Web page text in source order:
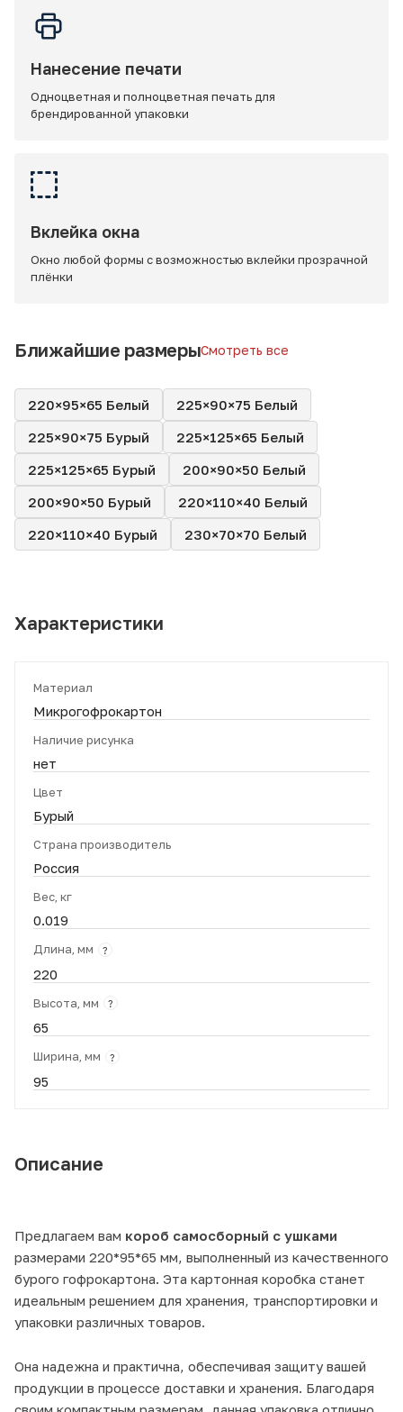
Нанесение печати
Одноцветная и полноцветная печать для
брендированной упаковки
Вклейка окна
Окно любой формы с возможностью вклейки прозрачной
плёнки
Ближайшие размерыСмотреть все
220×95×65 Белый
225×90×75 Белый
225×90×75 Бурый
225×125×65 Белый
225×125×65 Бурый
200×90×50 Белый
200×90×50 Бурый
220×110×40 Белый
220×110×40 Бурый
230×70×70 Белый
Характеристики
Материал
Микрогофрокартон
Наличие рисунка
нет
Цвет
Бурый
Страна производитель
Россия
Вес, кг
0.019
Длина, мм ?
220
Высота, мм ?
65
Ширина, мм ?
95
Описание
Предлагаем вам короб самосборный с ушками
размерами 220*95*65 мм, выполненный из качественного
бурого гофрокартона. Эта картонная коробка станет
идеальным решением для хранения, транспортировки и
упаковки различных товаров.
Она надежна и практична, обеспечивая защиту вашей
продукции в процессе доставки и хранения. Благодаря